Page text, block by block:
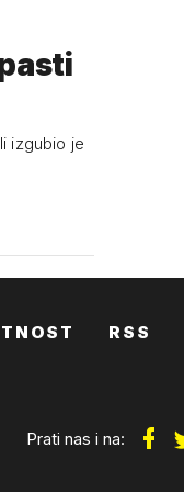
izgubio je
RSS
Prati nas i na: